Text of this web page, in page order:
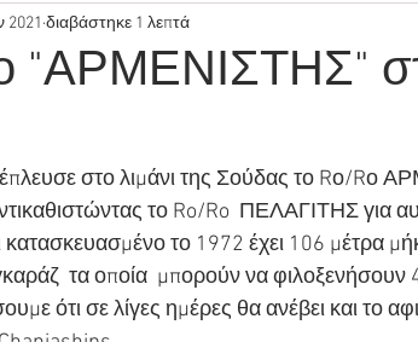
"ΑΡΜΕΝΙΣΤΗΣ"
2021 διαβάστηκε 1 λεπτά
στο λιμάνι της Σούδας το Rο/Rο
το Ro/Ro  ΠΕΛΑΓΙΤΗΣ για
το 1972 έχει 106 μέτρα
τα οποία  μπορούν να
ότι σε λίγες ημέρες θα ανέβει και το